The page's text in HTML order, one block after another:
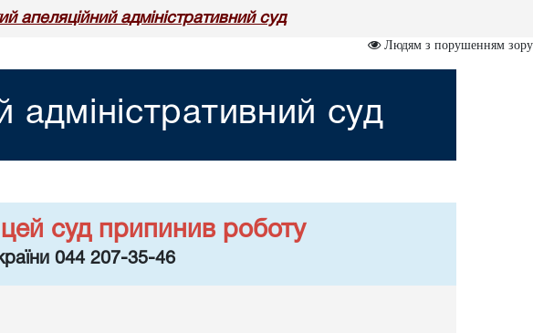
апеляційний адміністративний суд
Людям з порушенням зору
адміністративний суд
суд припинив роботу
044 207-35-46